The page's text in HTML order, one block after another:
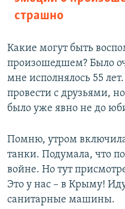
страшно
Какие могут быть
произошедшем? Было
мне исполнялось 55
провести с друзьями,
было уже явно не до
Помню, утром
танки. Подумала, что
войне. Но тут
Это у нас – в Крыму!
санитарные машины.